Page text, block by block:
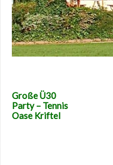
Große Ü30
Party – Tennis
Oase Kriftel